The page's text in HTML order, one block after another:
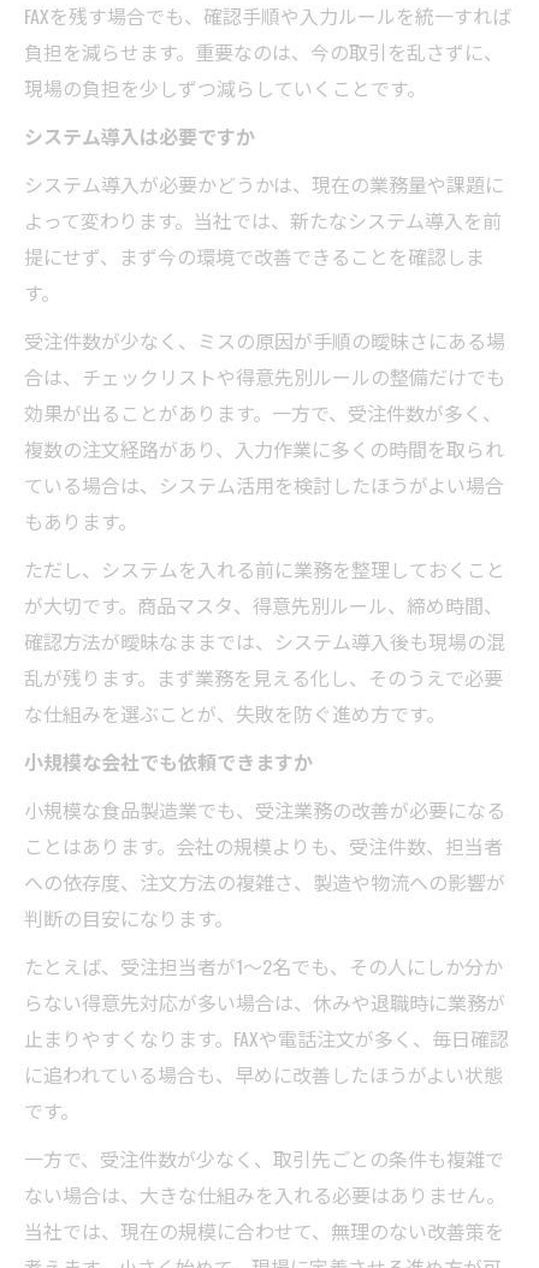
FAXを残す場合でも、確認手順や入力ルールを統一すれば
負担を減らせます。重要なのは、今の取引を乱さずに、
現場の負担を少しずつ減らしていくことです。
システム導入は必要ですか
システム導入が必要かどうかは、現在の業務量や課題に
よって変わります。当社では、新たなシステム導入を前
提にせず、まず今の環境で改善できることを確認しま
す。
受注件数が少なく、ミスの原因が手順の曖昧さにある場
合は、チェックリストや得意先別ルールの整備だけでも
効果が出ることがあります。一方で、受注件数が多く、
複数の注文経路があり、入力作業に多くの時間を取られ
ている場合は、システム活用を検討したほうがよい場合
もあります。
ただし、システムを入れる前に業務を整理しておくこと
が大切です。商品マスタ、得意先別ルール、締め時間、
確認方法が曖昧なままでは、システム導入後も現場の混
乱が残ります。まず業務を見える化し、そのうえで必要
な仕組みを選ぶことが、失敗を防ぐ進め方です。
小規模な会社でも依頼できますか
小規模な食品製造業でも、受注業務の改善が必要になる
ことはあります。会社の規模よりも、受注件数、担当者
への依存度、注文方法の複雑さ、製造や物流への影響が
判断の目安になります。
たとえば、受注担当者が1〜2名でも、その人にしか分か
らない得意先対応が多い場合は、休みや退職時に業務が
止まりやすくなります。FAXや電話注文が多く、毎日確認
に追われている場合も、早めに改善したほうがよい状態
です。
一方で、受注件数が少なく、取引先ごとの条件も複雑で
ない場合は、大きな仕組みを入れる必要はありません。
当社では、現在の規模に合わせて、無理のない改善策を